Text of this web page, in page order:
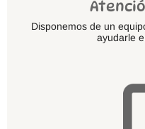
Disponemos de un
ayudarle